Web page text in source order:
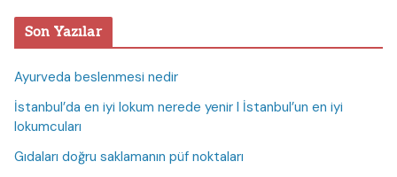
Son Yazılar
Ayurveda beslenmesi nedir
İstanbul’da en iyi lokum nerede yenir I İstanbul’un en iyi
lokumcuları
Gıdaları doğru saklamanın püf noktaları